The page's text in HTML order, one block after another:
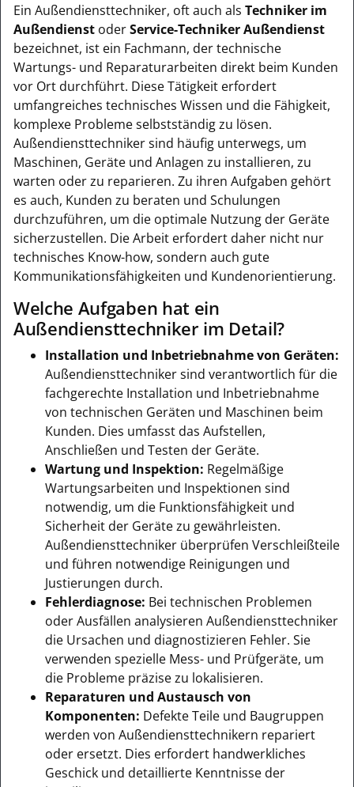
Ein Außendiensttechniker, oft auch als Techniker im
Außendienst oderService-Techniker Außendienst
bezeichnet, ist ein Fachmann, der technische
Wartungs- und Reparaturarbeiten direkt beim Kunden
vor Ort durchführt. Diese Tätigkeit erfordert
umfangreiches technisches Wissen und die Fähigkeit,
komplexe Probleme selbstständig zu lösen.
Außendiensttechniker sind häufig unterwegs, um
Maschinen, Geräte und Anlagen zu installieren, zu
warten oder zu reparieren. Zu ihren Aufgaben gehört
es auch, Kunden zu beraten und Schulungen
durchzuführen, um die optimale Nutzung der Geräte
sicherzustellen. Die Arbeit erfordert daher nicht nur
technisches Know-how, sondern auch gute
Kommunikationsfähigkeiten und Kundenorientierung.
Welche Aufgaben hat ein
Außendiensttechniker im Detail?
Installation und Inbetriebnahme von Geräten:
Außendiensttechniker sind verantwortlich für die
fachgerechte Installation und Inbetriebnahme
von technischen Geräten und Maschinen beim
Kunden. Dies umfasst das Aufstellen,
Anschließen und Testen der Geräte.
Wartung und Inspektion: Regelmäßige
Wartungsarbeiten und Inspektionen sind
notwendig, um die Funktionsfähigkeit und
Sicherheit der Geräte zu gewährleisten.
Außendiensttechniker überprüfen Verschleißteile
und führen notwendige Reinigungen und
Justierungen durch.
Fehlerdiagnose: Bei technischen Problemen
oder Ausfällen analysieren Außendiensttechniker
die Ursachen und diagnostizieren Fehler. Sie
verwenden spezielle Mess- und Prüfgeräte, um
die Probleme präzise zu lokalisieren.
Reparaturen und Austausch von
Komponenten: Defekte Teile und Baugruppen
werden von Außendiensttechnikern repariert
oder ersetzt. Dies erfordert handwerkliches
Geschick und detaillierte Kenntnisse der